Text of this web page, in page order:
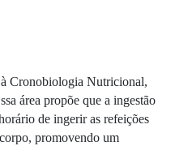
Cronobiologia Nutricional,
área propõe que a ingestão
de ingerir as refeições
promovendo um